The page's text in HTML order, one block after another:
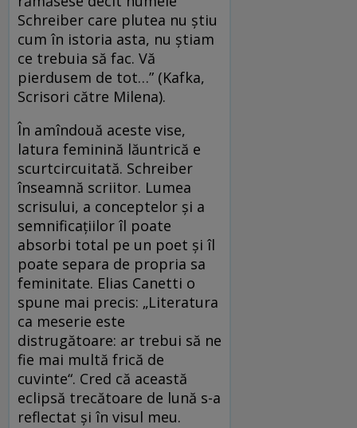
Schreiber care plutea nu știu
cum în istoria asta, nu știam
ce trebuia să fac. Vă
pierdusem de tot…” (Kafka,
Scrisori către Milena).
În amîndouă aceste vise,
latura feminină lăuntrică e
scurtcircuitată. Schreiber
înseamnă scriitor. Lumea
scrisului, a conceptelor şi a
semnificaţiilor îl poate
absorbi total pe un poet şi îl
poate separa de propria sa
feminitate. Elias Canetti o
spune mai precis: „Literatura
ca meserie este
distrugătoare: ar trebui să ne
fie mai multă frică de
cuvinte“. Cred că această
eclipsă trecătoare de lună s-a
reflectat şi în visul meu.